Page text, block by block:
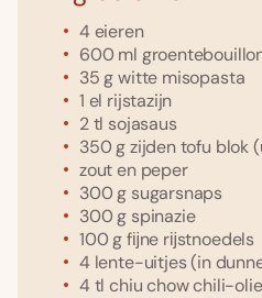
4 eieren
600 ml
35gwitte misopasta
1 el rijstazijn
2tl sojasaus
350gzijden tofu blok
zout en peper
300g sugarsnaps
300g spinazie
100gfĳne rĳstnoedels
4 lente-uitjes(in
4 tlchiu chow chili-olie